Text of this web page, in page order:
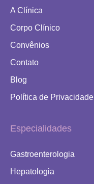
A Clínica
Corpo Clínico
Convênios
Contato
Blog
Política de Privacidade
Especialidades
Gastroenterologia
Hepatologia